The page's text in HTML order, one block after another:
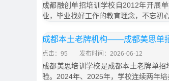
成都融创单招培训学校自2012年开展
业，毕业找好工作的教育理念，不忘初
成都本土老牌机构——成都美思单
点击：95 发布时间：2026-06-12
成都美思培训学校是成都本土老牌单
验。2024年、2025年，学校连续两年